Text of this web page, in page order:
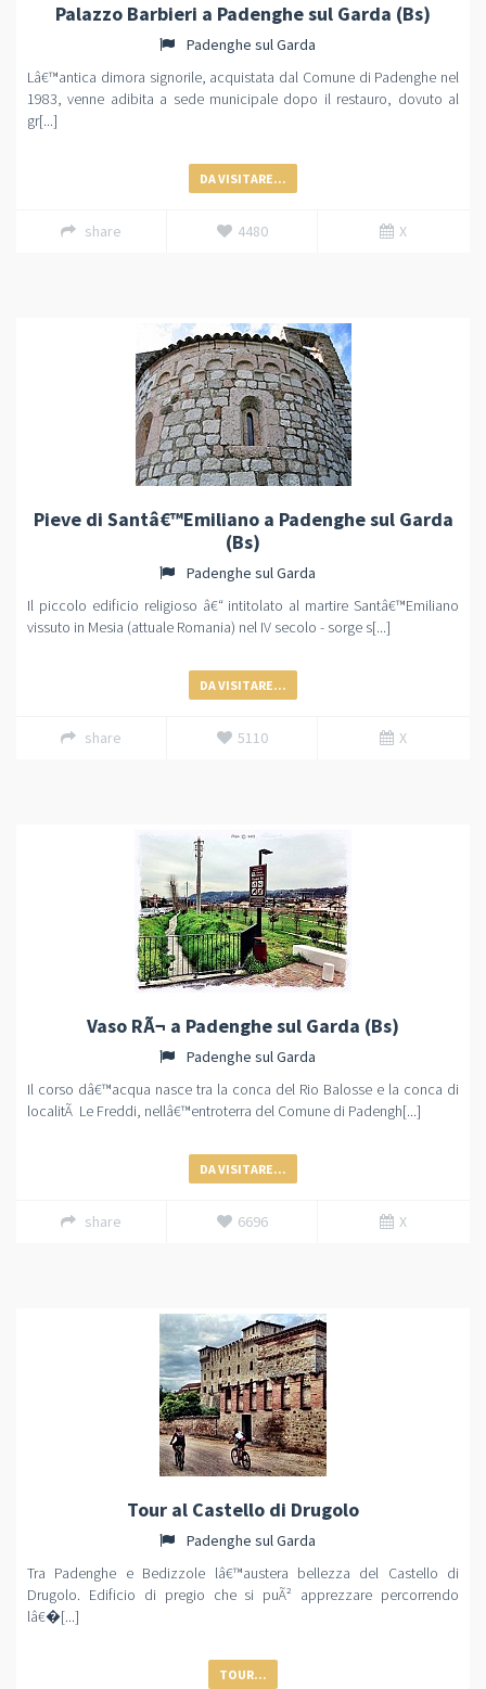
Palazzo Barbieri a Padenghe sul Garda (Bs)
Padenghe sul Garda
Lâ€™antica dimora signorile, acquistata dal Comune di Padenghe nel
1983, venne adibita a sede municipale dopo il restauro, dovuto al
gr[...]
DA VISITARE...
share 4480 X
Pieve di Santâ€™Emiliano a Padenghe sul Garda
(Bs)
Padenghe sul Garda
Il piccolo edificio religioso â€“ intitolato al martire Santâ€™Emiliano
vissuto in Mesia (attuale Romania) nel IV secolo - sorge s[...]
DA VISITARE...
share 5110 X
Vaso RÃ¬ a Padenghe sul Garda (Bs)
Padenghe sul Garda
Il corso dâ€™acqua nasce tra la conca del Rio Balosse e la conca di
localitÃ Le Freddi, nellâ€™entroterra del Comune di Padengh[...]
DA VISITARE...
share 6696 X
Tour al Castello di Drugolo
Padenghe sul Garda
Tra Padenghe e Bedizzole lâ€™austera bellezza del Castello di
Drugolo. Edificio di pregio che si puÃ² apprezzare percorrendo
lâ€�[...]
TOUR...